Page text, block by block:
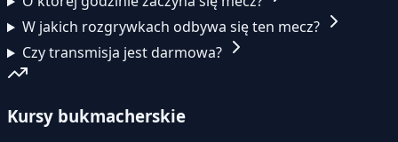
W jakich rozgrywkach odbywa się ten mecz?
Czy transmisja jest darmowa?
Kursy bukmacherskie